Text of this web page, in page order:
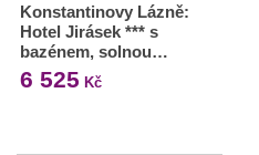
Konstantinovy Lázně:
Hotel Jirásek *** s
bazénem, solnou…
6 525 Kč